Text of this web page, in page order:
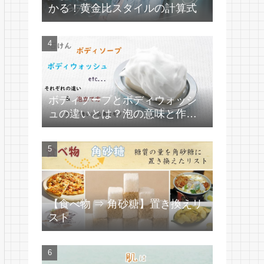
かる！黄金比スタイルの計算式
ボディソープとボディウォッシ
ュの違いとは？泡の意味と作り
方
【食べ物 ⇒ 角砂糖】置き換えリ
スト